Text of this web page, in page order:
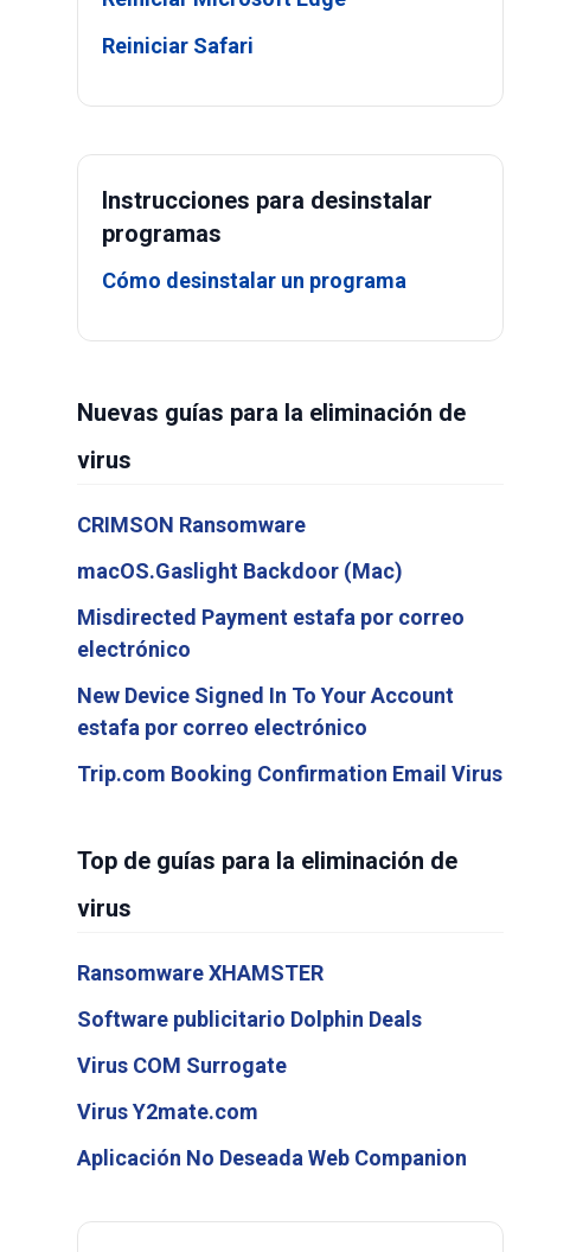
Reiniciar Safari
Instrucciones para desinstalar
programas
Cómo desinstalar un programa
Nuevas guías para la eliminación de
virus
CRIMSON Ransomware
macOS.Gaslight Backdoor (Mac)
Misdirected Payment estafa por correo
electrónico
New Device Signed In To Your Account
estafa por correo electrónico
Trip.com Booking Confirmation Email Virus
Top de guías para la eliminación de
virus
Ransomware XHAMSTER
Software publicitario Dolphin Deals
Virus COM Surrogate
Virus Y2mate.com
Aplicación No Deseada Web Companion